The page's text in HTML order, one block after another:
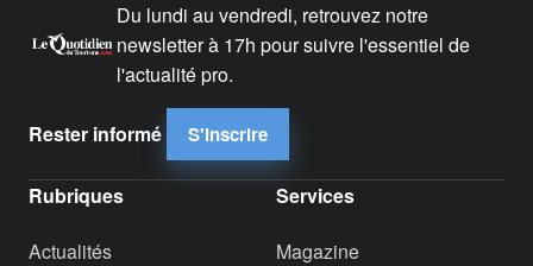
Du lundi au vendredi, retrouvez notre
newsletter à 17h pour suivre l'essentiel de
l'actualité pro.
Rester informé S'inscrire
Rubriques
Actualités
Services
Magazine